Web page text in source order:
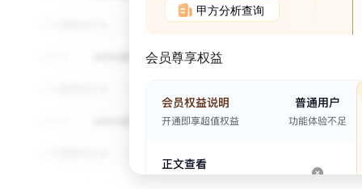
甲方分析查询
会员尊享权益